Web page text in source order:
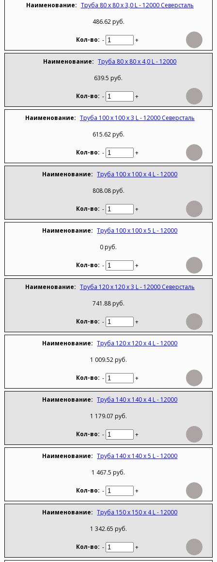
Труба 80 х 80 х 3,0 L - 12000 Северсталь
486.62 руб.
- +
Труба 80 х 80 х 4,0 L - 12000
639.5 руб.
- +
Труба 100 х 100 х 3 L - 12000 Северсталь
615.62 руб.
- +
Труба 100 х 100 х 4 L - 12000
808.08 руб.
- +
Труба 100 х 100 х 5 L - 12000
0 руб.
- +
Труба 120 х 120 х 3 L - 12000 Северсталь
741.88 руб.
- +
Труба 120 х 120 х 4 L - 12000
1 009.52 руб.
- +
Труба 140 х 140 х 4 L - 12000
1 179.07 руб.
- +
Труба 140 х 140 х 5 L - 12000
1 467.5 руб.
- +
Труба 150 х 150 х 4 L - 12000
1 342.65 руб.
- +